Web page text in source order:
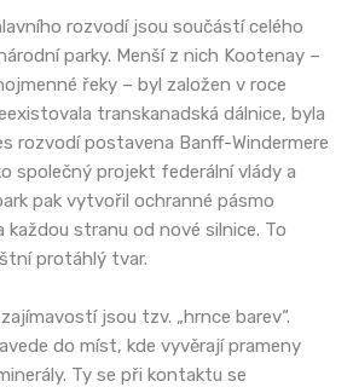
rozvodí jsou součástí celého
parky. Menší z nich Kootenay –
řeky – byl založen v roce
transkanadská dálnice, byla
rozvodí postavena Banff-Windermere
společný projekt federální vlády a
pak vytvořil ochranné pásmo
každou stranu od nové silnice. To
protáhlý tvar.
jsou tzv. „hrnce barev“.
do míst, kde vyvěrají prameny
Ty se při kontaktu se